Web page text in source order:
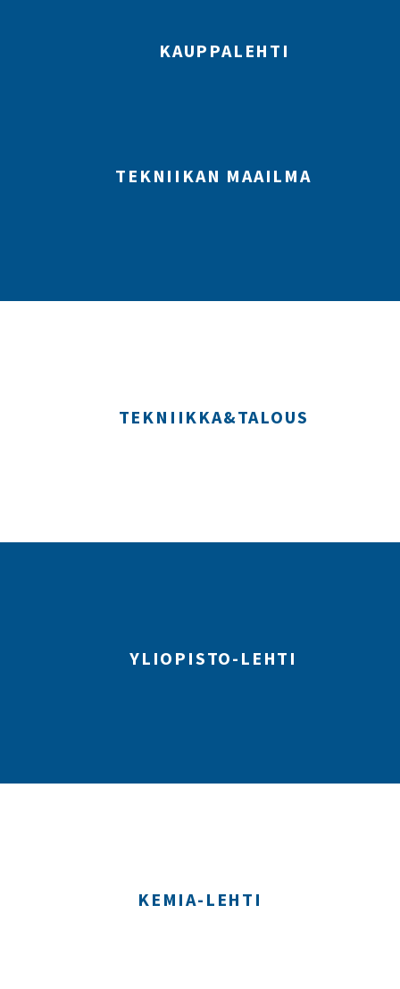
KAUPPALEHTI
TEKNIIKAN MAAILMA
TEKNIIKKA&TALOUS
YLIOPISTO-LEHTI
KEMIA-LEHTI